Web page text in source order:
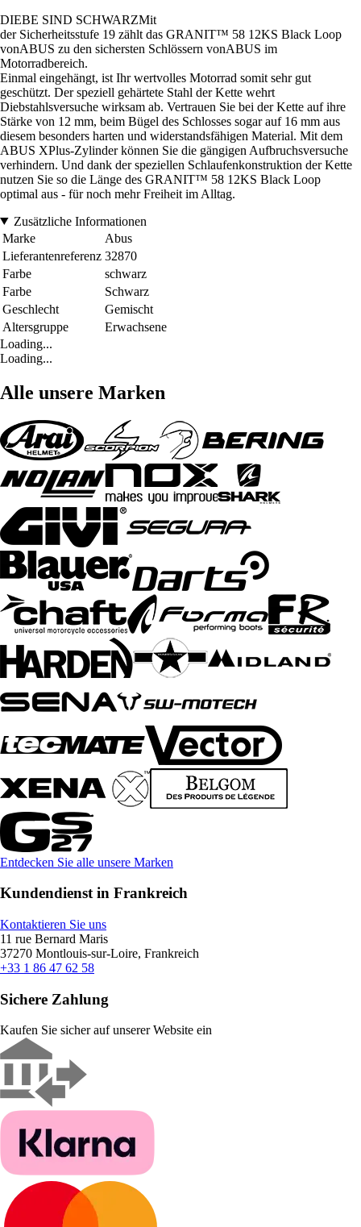
DIEBE SIND SCHWARZMit
der Sicherheitsstufe 19 zählt das GRANIT™ 58 12KS Black Loop
vonABUS zu den sichersten Schlössern vonABUS im
Motorradbereich.
Einmal eingehängt, ist Ihr wertvolles Motorrad somit sehr gut
geschützt. Der speziell gehärtete Stahl der Kette wehrt
Diebstahlsversuche wirksam ab. Vertrauen Sie bei der Kette auf ihre
Stärke von 12 mm, beim Bügel des Schlosses sogar auf 16 mm aus
diesem besonders harten und widerstandsfähigen Material. Mit dem
ABUS XPlus-Zylinder können Sie die gängigen Aufbruchsversuche
verhindern. Und dank der speziellen Schlaufenkonstruktion der Kette
nutzen Sie so die Länge des GRANIT™ 58 12KS Black Loop
optimal aus - für noch mehr Freiheit im Alltag.
Zusätzliche Informationen
Marke
Abus
Lieferantenreferenz 32870
Farbe
schwarz
Farbe
Schwarz
Geschlecht
Gemischt
Altersgruppe
Erwachsene
Loading...
Loading...
Alle unsere Marken
Entdecken Sie alle unsere Marken
Kundendienst in Frankreich
Kontaktieren Sie uns
11 rue Bernard Maris
37270 Montlouis-sur-Loire, Frankreich
+33 1 86 47 62 58
Sichere Zahlung
Kaufen Sie sicher auf unserer Website ein